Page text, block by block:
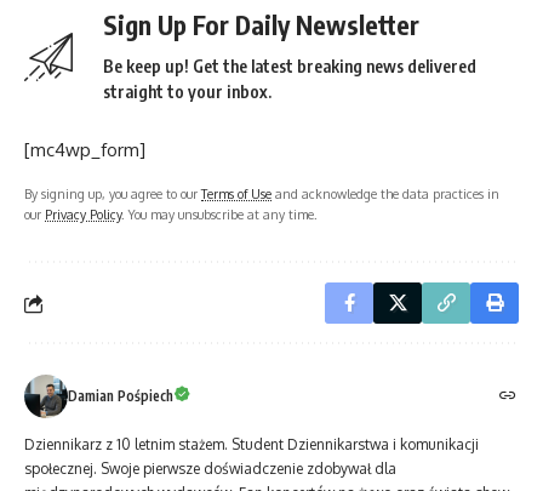
Sign Up For Daily Newsletter
Be keep up! Get the latest breaking news delivered
straight to your inbox.
[mc4wp_form]
By signing up, you agree to ourTerms of Use and acknowledge the data practices in
our Privacy Policy. You may unsubscribe at any time.
Damian Pośpiech
Dziennikarz z 10 letnim stażem. Student Dziennikarstwa i komunikacji
społecznej. Swoje pierwsze doświadczenie zdobywał dla